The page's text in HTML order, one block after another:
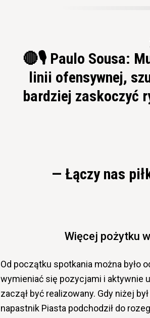
🔴🎙 Paulo Sousa:
linii ofensywnej,
bardziej zaskoczyć
— Łączy nas
Więcej pożytku
Od początku spotkania można było
wymieniać się pozycjami i aktywnie
zaczął być realizowany. Gdy niżej
napastnik Piasta podchodził do